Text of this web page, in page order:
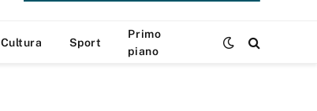
Cultura Sport
Primo
piano